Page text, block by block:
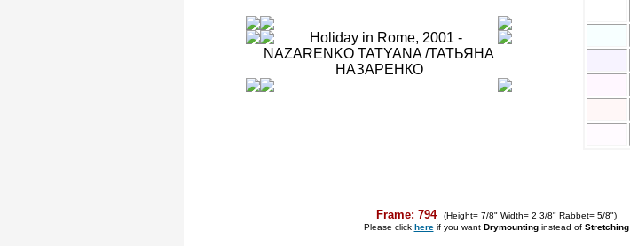
Frame: 794
(Height= 7/8" Width= 2 3/8" Rabbet= 5/8")
Please click hereif you want Drymountinginstead of Stretching